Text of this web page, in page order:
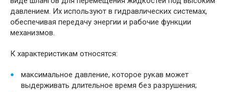
давлением. Их используют в гидравлических системах,
обеспечивая передачу энергии и рабочие функции
механизмов.
К характеристикам относятся:
максимальное давление, которое рукав может
выдерживать длительное время без разрушения;